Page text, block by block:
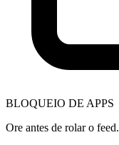
BLOQUEIO DE APPS
Ore antes de rolar o feed.